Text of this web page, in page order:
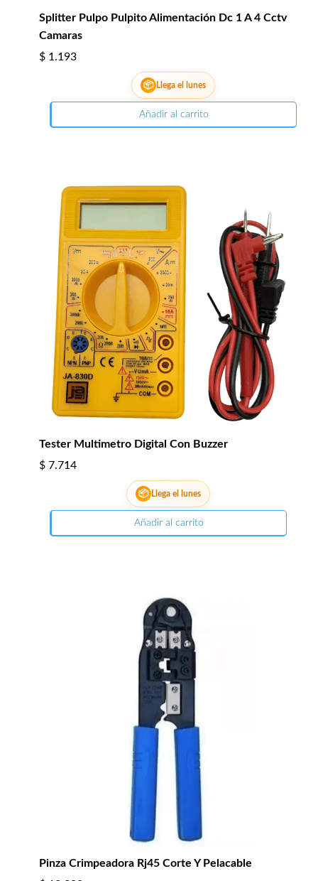
Splitter Pulpo Pulpito Alimentación Dc 1 A 4 Cctv
Camaras
$ 1.193
📦 Llega el lunes
Añadir al carrito
Tester Multimetro Digital Con Buzzer
$ 7.714
📦 Llega el lunes
Añadir al carrito
Pinza Crimpeadora Rj45 Corte Y Pelacable